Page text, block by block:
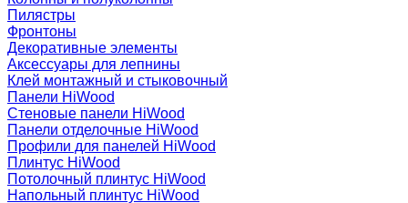
Пилястры
Фронтоны
Декоративные элементы
Аксессуары для лепнины
Клей монтажный и стыковочный
Панели HiWood
Стеновые панели HiWood
Панели отделочные HiWood
Профили для панелей HiWood
Плинтус HiWood
Потолочный плинтус HiWood
Напольный плинтус HiWood